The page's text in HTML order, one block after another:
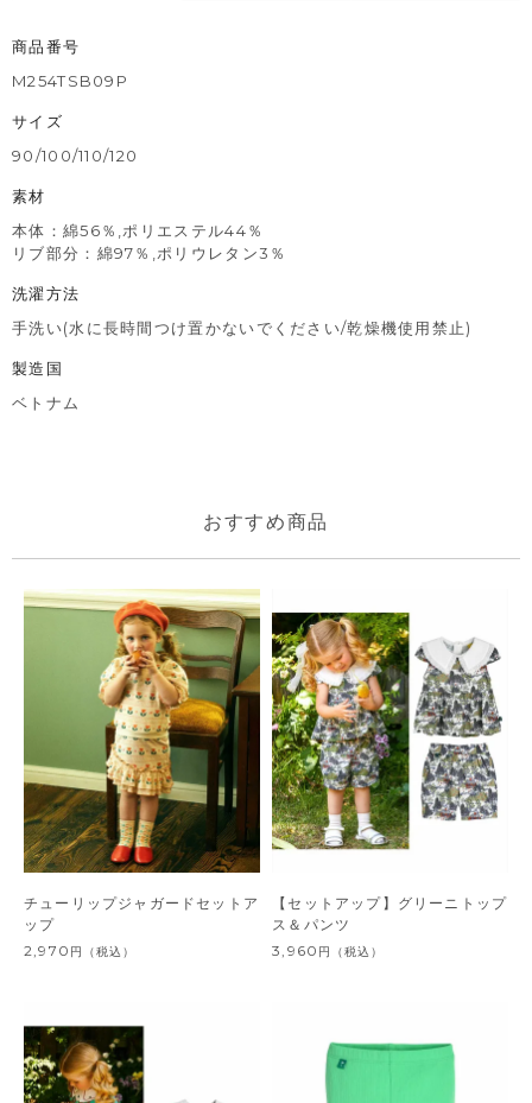
商品番号
M254TSB09P
サイズ
90/100/110/120
素材
本体：綿56％,ポリエステル44％
リブ部分：綿97％,ポリウレタン3％
洗濯方法
手洗い(水に長時間つけ置かないでください/乾燥機使用禁止)
製造国
ベトナム
おすすめ商品
チューリップジャガードセットア
ップ
2,970 円 （税込）
【セットアップ】グリーニトップ
ス＆パンツ
3,960 円 （税込）